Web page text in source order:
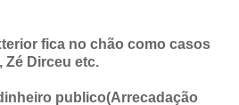
fica no chão como casos
Zé Dirceu etc.
publico(Arrecadação